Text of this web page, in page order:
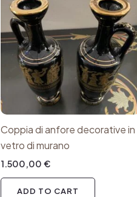
Coppia di anfore decorative in
vetro di murano
1.500,00 €
ADD TO CART